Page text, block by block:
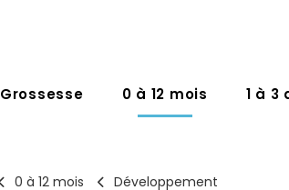
Grossesse 0 à 12 mois 1 à 3
0 à 12 mois Développement